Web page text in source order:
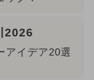
2026
アイデア20選